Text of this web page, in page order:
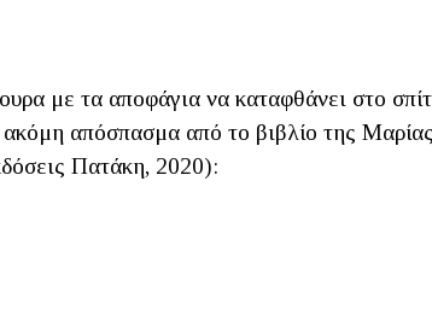
με τα αποφάγια να καταφθάνει στο
απόσπασμα από το βιβλίο της Μαρίας
Πατάκη, 2020):